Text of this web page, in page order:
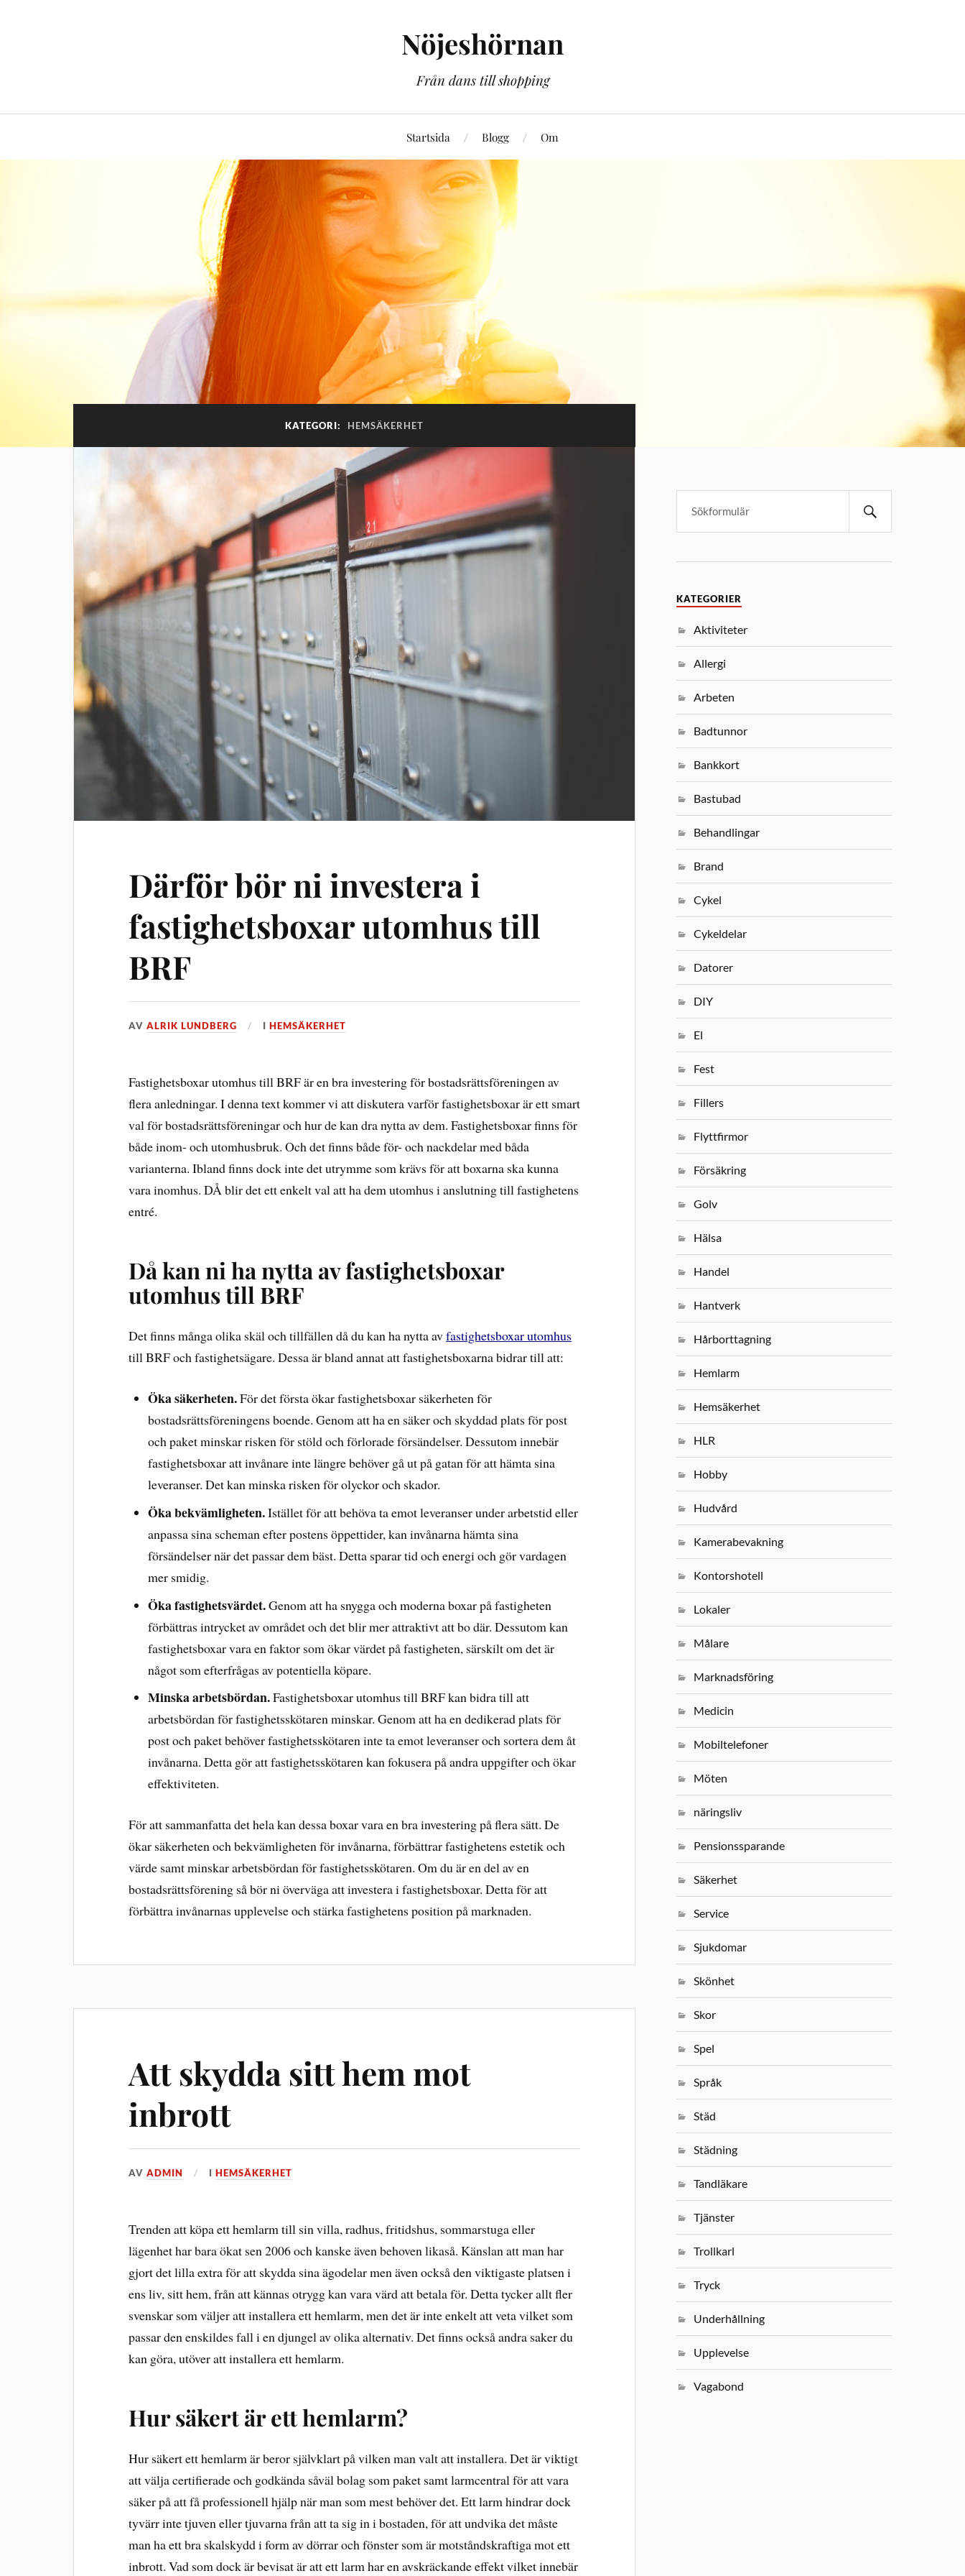
Nöjeshörnan
Från dans till shopping
Startsida Blogg Om
KATEGORI: HEMSÄKERHET
Därför bör ni investera i
fastighetsboxar utomhus till
BRF
AVALRIK LUNDBERG IHEMSÄKERHET
Fastighetsboxar utomhus till BRF är en bra investering för bostadsrättsföreningen av
flera anledningar. I denna text kommer vi att diskutera varför fastighetsboxar är ett smart
val för bostadsrättsföreningar och hur de kan dra nytta av dem. Fastighetsboxar finns för
både inom- och utomhusbruk. Och det finns både för- och nackdelar med båda
varianterna. Ibland finns dock inte det utrymme som krävs för att boxarna ska kunna
vara inomhus. DÅ blir det ett enkelt val att ha dem utomhus i anslutning till fastighetens
entré.
Då kan ni ha nytta av fastighetsboxar
utomhus till BRF
Det finns många olika skäl och tillfällen då du kan ha nytta avfastighetsboxar utomhus
till BRF och fastighetsägare. Dessa är bland annat att fastighetsboxarna bidrar till att:
Öka säkerheten.För det första ökar fastighetsboxar säkerheten för
bostadsrättsföreningens boende. Genom att ha en säker och skyddad plats för post
och paket minskar risken för stöld och förlorade försändelser. Dessutom innebär
fastighetsboxar att invånare inte längre behöver gå ut på gatan för att hämta sina
leveranser. Det kan minska risken för olyckor och skador.
Öka bekvämligheten.Istället för att behöva ta emot leveranser under arbetstid eller
anpassa sina scheman efter postens öppettider, kan invånarna hämta sina
försändelser när det passar dem bäst. Detta sparar tid och energi och gör vardagen
mer smidig.
Öka fastighetsvärdet.Genom att ha snygga och moderna boxar på fastigheten
förbättras intrycket av området och det blir mer attraktivt att bo där. Dessutom kan
fastighetsboxar vara en faktor som ökar värdet på fastigheten, särskilt om det är
något som efterfrågas av potentiella köpare.
Minska arbetsbördan.Fastighetsboxar utomhus till BRF kan bidra till att
arbetsbördan för fastighetsskötaren minskar. Genom att ha en dedikerad plats för
post och paket behöver fastighetsskötaren inte ta emot leveranser och sortera dem åt
invånarna. Detta gör att fastighetsskötaren kan fokusera på andra uppgifter och ökar
effektiviteten.
För att sammanfatta det hela kan dessa boxar vara en bra investering på flera sätt. De
ökar säkerheten och bekvämligheten för invånarna, förbättrar fastighetens estetik och
värde samt minskar arbetsbördan för fastighetsskötaren. Om du är en del av en
bostadsrättsförening så bör ni överväga att investera i fastighetsboxar. Detta för att
förbättra invånarnas upplevelse och stärka fastighetens position på marknaden.
Att skydda sitt hem mot
inbrott
AVADMIN IHEMSÄKERHET
Trenden att köpa ett hemlarm till sin villa, radhus, fritidshus, sommarstuga eller
lägenhet har bara ökat sen 2006 och kanske även behoven likaså. Känslan att man har
gjort det lilla extra för att skydda sina ägodelar men även också den viktigaste platsen i
ens liv, sitt hem, från att kännas otrygg kan vara värd att betala för. Detta tycker allt fler
svenskar som väljer att installera ett hemlarm, men det är inte enkelt att veta vilket som
passar den enskildes fall i en djungel av olika alternativ. Det finns också andra saker du
kan göra, utöver att installera ett hemlarm.
Hur säkert är ett hemlarm?
Hur säkert ett hemlarm är beror självklart på vilken man valt att installera. Det är viktigt
att välja certifierade och godkända såväl bolag som paket samt larmcentral för att vara
säker på att få professionell hjälp när man som mest behöver det. Ett larm hindrar dock
tyvärr inte tjuven eller tjuvarna från att ta sig in i bostaden, för att undvika det måste
man ha ett bra skalskydd i form av dörrar och fönster som är motståndskraftiga mot ett
inbrott. Vad som dock är bevisat är att ett larm har en avskräckande effekt vilket innebär
KATEGORIER
Aktiviteter
Allergi
Arbeten
Badtunnor
Bankkort
Bastubad
Behandlingar
Brand
Cykel
Cykeldelar
Datorer
DIY
El
Fest
Fillers
Flyttfirmor
Försäkring
Golv
Hälsa
Handel
Hantverk
Hårborttagning
Hemlarm
Hemsäkerhet
HLR
Hobby
Hudvård
Kamerabevakning
Kontorshotell
Lokaler
Målare
Marknadsföring
Medicin
Mobiltelefoner
Möten
näringsliv
Pensionssparande
Säkerhet
Service
Sjukdomar
Skönhet
Skor
Spel
Språk
Städ
Städning
Tandläkare
Tjänster
Trollkarl
Tryck
Underhållning
Upplevelse
Vagabond